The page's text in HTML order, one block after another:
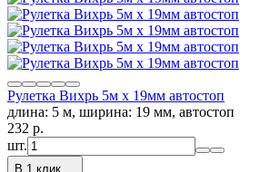
Рулетка Вихрь 5м х 19мм автостоп
длина: 5 м, ширина: 19 мм, автостоп
232 p.
шт.
В 1 клик